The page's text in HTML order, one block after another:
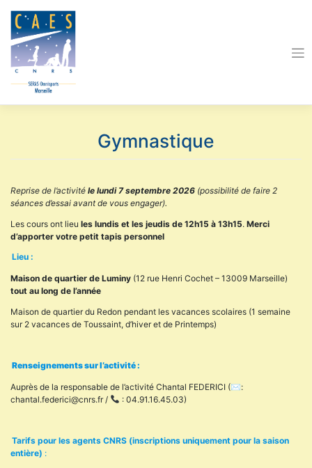
content
Gymnastique
Reprise de l’activité le lundi 7 septembre 2026 (possibilité de faire 2
séances d’essai avant de vous engager).
Les cours ont lieu les lundis et les jeudis de 12h15 à 13h15. Merci
d’apporter votre petit tapis personnel
Lieu :
Maison de quartier de Luminy (12 rue Henri Cochet – 13009 Marseille)
tout au long de l’année
Maison de quartier du Redon pendant les vacances scolaires (1 semaine
sur 2 vacances de Toussaint, d’hiver et de Printemps)
Renseignements sur l’activité :
Auprès de la responsable de l’activité Chantal FEDERICI (✉:
chantal.federici@cnrs.fr /
: 04.91.16.45.03)
Tarifs pour les agents CNRS (inscriptions uniquement pour la saison
entière) :